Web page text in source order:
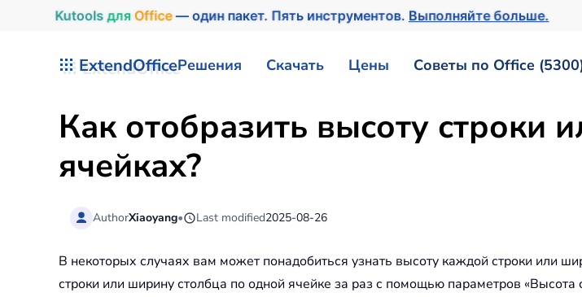
Kutools для Office— один пакет. Пять инструментов.Выполняйте больше.
ExtendOfficeРешения Скачать Цены Советы по Office
Как отобразить высоту строки
ячейках?
AuthorXiaoyang• Last modified2025-08-26
В некоторых случаях вам может понадобиться узнать высоту каждой строки или
строки или ширину столбца по одной ячейке за раз с помощью параметров